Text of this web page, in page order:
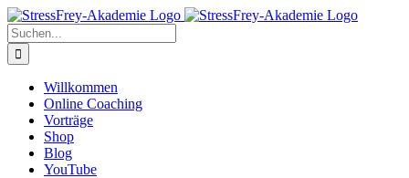
Zum
Inhalt
springen
Suche
nach:
Willkommen
Online Coaching
Vorträge
Shop
Blog
YouTube